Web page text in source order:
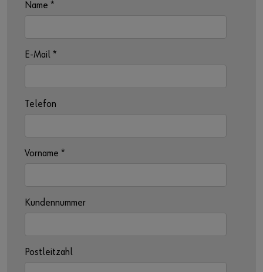
Name *
E-Mail *
Telefon
Vorname *
Kundennummer
Postleitzahl